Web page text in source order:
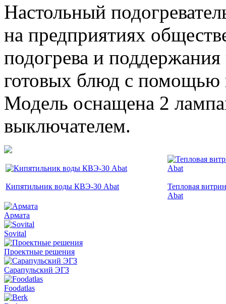
Настольный
на предприятиях
подогрева и поддержания
готовых блюд с помощью
Модель оснащена 2
выключателем.
Кипятильник воды КВЭ-30 Abat
Тепловая
Abat
Армата
Sovital
Проектные решения
Сарапульский ЭГЗ
Foodatlas